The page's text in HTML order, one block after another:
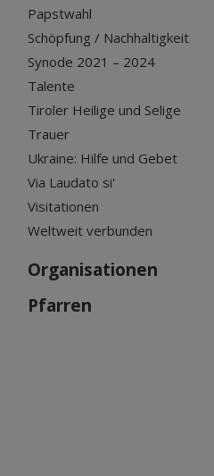
Papstwahl
Schöpfung / Nachhaltigkeit
Synode 2021 – 2024
Talente
Tiroler Heilige und Selige
Trauer
Ukraine: Hilfe und Gebet
Via Laudato si'
Visitationen
Weltweit verbunden
Organisationen
Pfarren